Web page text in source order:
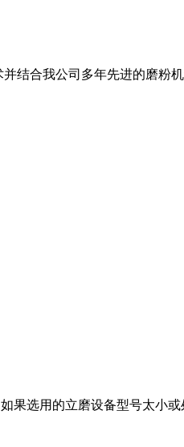
结合我公司多年先进的磨粉
果选用的立磨设备型号太小